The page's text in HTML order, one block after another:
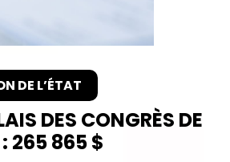
DE L’ÉTAT
DES CONGRÈS DE
265 865 $